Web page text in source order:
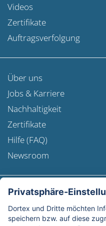
Videos
Zertifikate
Auftragsverfolgung
Über uns
Jobs & Karriere
Nachhaltigkeit
Zertifikate
Hilfe (FAQ)
Newsroom
Versandinformation
Newsletter